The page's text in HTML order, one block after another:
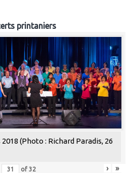
printaniers
(Photo : Richard Paradis, 26
of 32 › »